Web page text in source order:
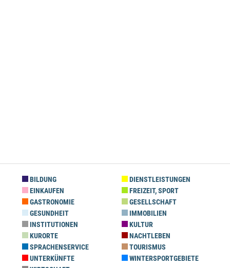
BILDUNG
DIENSTLEISTUNGEN
EINKAUFEN
FREIZEIT, SPORT
GASTRONOMIE
GESELLSCHAFT
GESUNDHEIT
IMMOBILIEN
INSTITUTIONEN
KULTUR
KURORTE
NACHTLEBEN
SPRACHENSERVICE
TOURISMUS
UNTERKÜNFTE
WINTERSPORTGEBIETE